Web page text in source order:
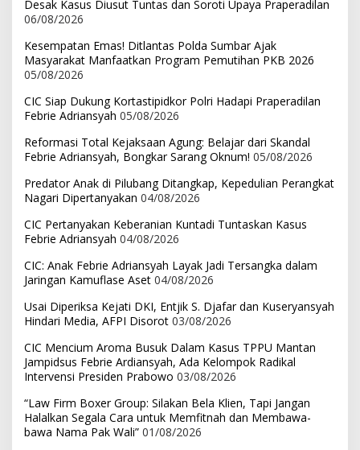
Desak Kasus Diusut Tuntas dan Soroti Upaya Praperadilan
06/08/2026
Kesempatan Emas! Ditlantas Polda Sumbar Ajak
Masyarakat Manfaatkan Program Pemutihan PKB 2026
05/08/2026
CIC Siap Dukung Kortastipidkor Polri Hadapi Praperadilan
Febrie Adriansyah 05/08/2026
Reformasi Total Kejaksaan Agung: Belajar dari Skandal
Febrie Adriansyah, Bongkar Sarang Oknum! 05/08/2026
Predator Anak di Pilubang Ditangkap, Kepedulian Perangkat
Nagari Dipertanyakan 04/08/2026
CIC Pertanyakan Keberanian Kuntadi Tuntaskan Kasus
Febrie Adriansyah 04/08/2026
CIC: Anak Febrie Adriansyah Layak Jadi Tersangka dalam
Jaringan Kamuflase Aset 04/08/2026
Usai Diperiksa Kejati DKI, Entjik S. Djafar dan Kuseryansyah
Hindari Media, AFPI Disorot 03/08/2026
CIC Mencium Aroma Busuk Dalam Kasus TPPU Mantan
Jampidsus Febrie Ardiansyah, Ada Kelompok Radikal
Intervensi Presiden Prabowo 03/08/2026
“Law Firm Boxer Group: Silakan Bela Klien, Tapi Jangan
Halalkan Segala Cara untuk Memfitnah dan Membawa-
bawa Nama Pak Wali” 01/08/2026